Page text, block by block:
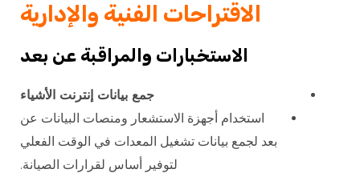
الاقتراحات الفنية والإدارية
الاستخبارات والمراقبة عن بعد
جمع بيانات إنترنت الأشياء
استخدام أجهزة الاستشعار ومنصات البيانات عن
بعد لجمع بيانات تشغيل المعدات في الوقت الفعلي
لتوفير أساس لقرارات الصيانة.